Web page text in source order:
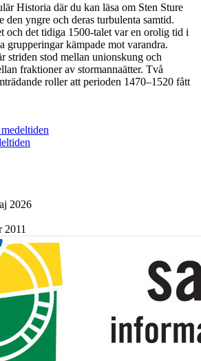
Historia där du kan läsa om Sten Sture
den yngre och deras turbulenta samtid.
och det tidiga 1500-­talet var en orolig tid i
grupperingar kämpade mot varandra.
striden stod mellan unionskung och
fraktioner av stormannaätter. Två
roller att perioden 1470–1520 fått
2026
2011